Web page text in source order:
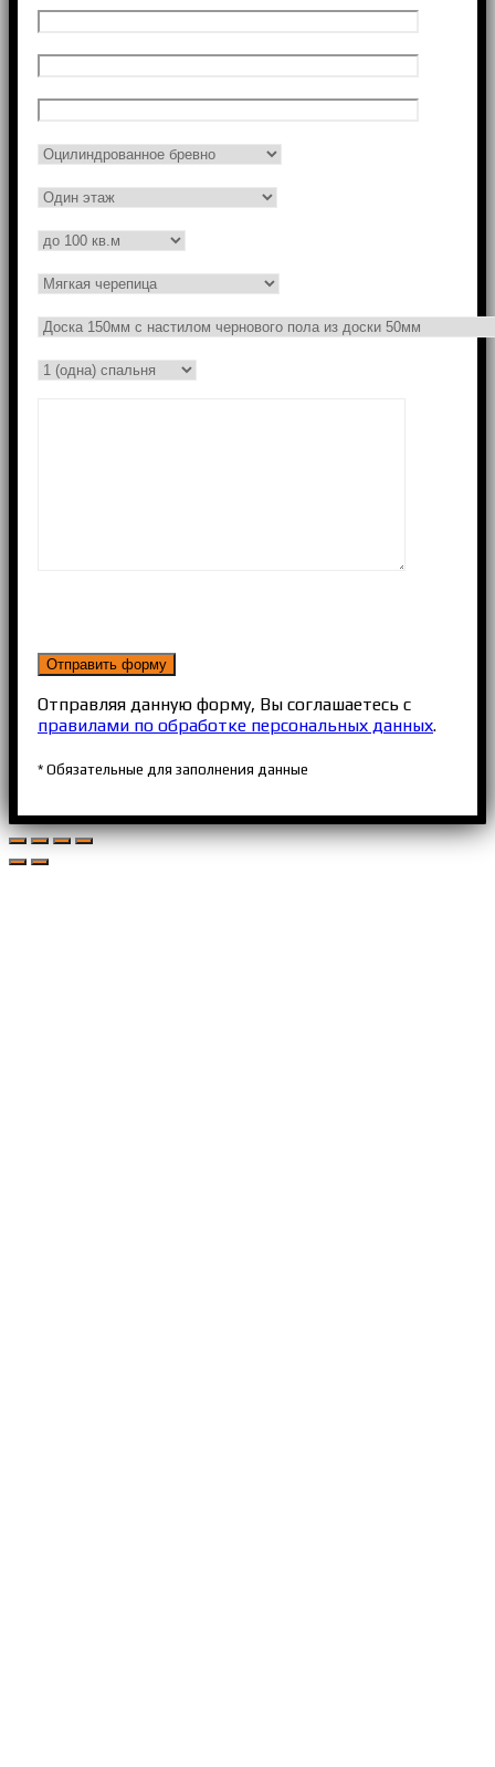
Отправляя данную форму, Вы соглашаетесь с
правилами по обработке персональных данных.
* Обязательные для заполнения данные